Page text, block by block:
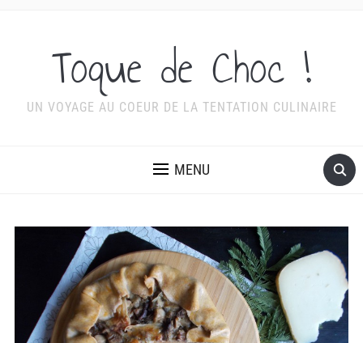
Toque de Choc !
UN VOYAGE AU COEUR DE LA TENTATION CULINAIRE
MENU